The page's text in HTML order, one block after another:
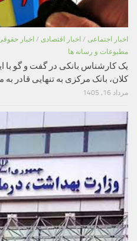
اخبار اجتماعی / اخبار اقتصادی / اخبار
مطبوعات و رسانه ها
یک کارشناس بانکی در گفت و گو با
کلان، بانک مرکزی به تنهایی قادر
مرداد 16, 1405